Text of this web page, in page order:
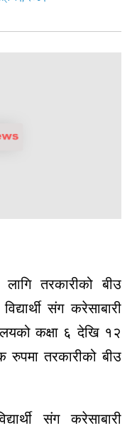
लागि तरकारीको बीउ
संग करेसाबारी
कक्षा ६ देखि १२
रुपमा तरकारीको बीउ
संग करेसाबारी